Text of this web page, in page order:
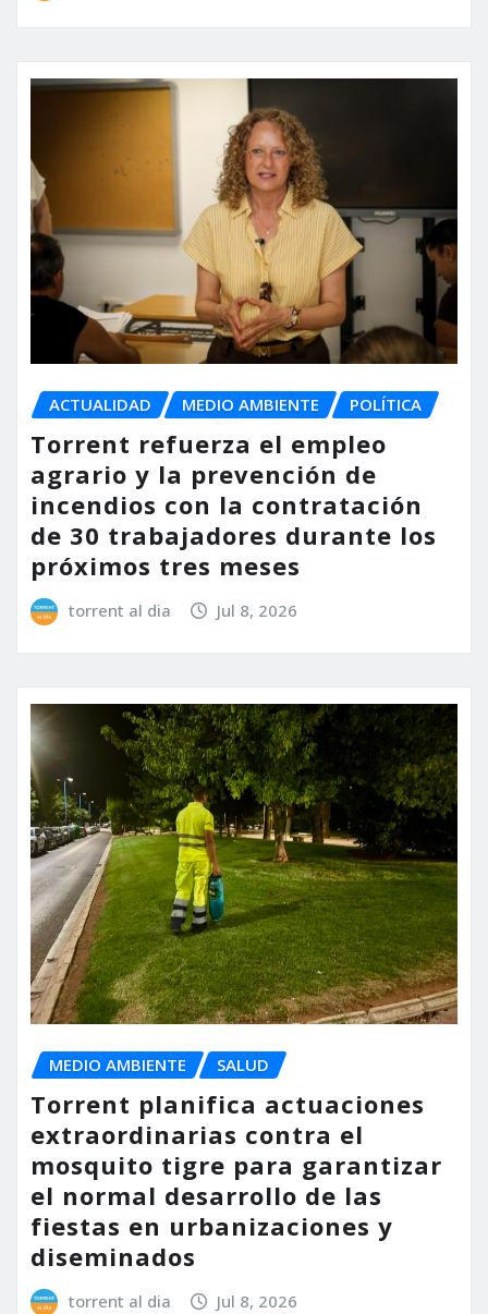
ACTUALIDAD MEDIO AMBIENTE POLÍTICA
Torrent refuerza el empleo
agrario y la prevención de
incendios con la contratación
de 30 trabajadores durante los
próximos tres meses
torrent al dia Jul 8, 2026
MEDIO AMBIENTE SALUD
Torrent planifica actuaciones
extraordinarias contra el
mosquito tigre para garantizar
el normal desarrollo de las
fiestas en urbanizaciones y
diseminados
torrent al dia Jul 8, 2026